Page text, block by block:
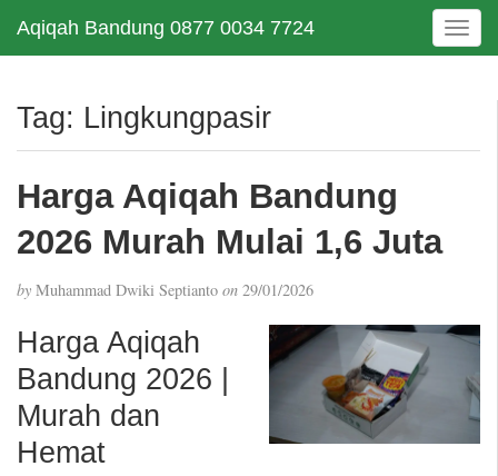
Aqiqah Bandung 0877 0034 7724
T
o
e
t
Tag: Lingkungpasir
Harga Aqiqah Bandung
2026 Murah Mulai 1,6 Juta
by Muhammad Dwiki Septianto on 29/01/2026
Harga Aqiqah
Bandung 2026 |
Murah dan
Hemat